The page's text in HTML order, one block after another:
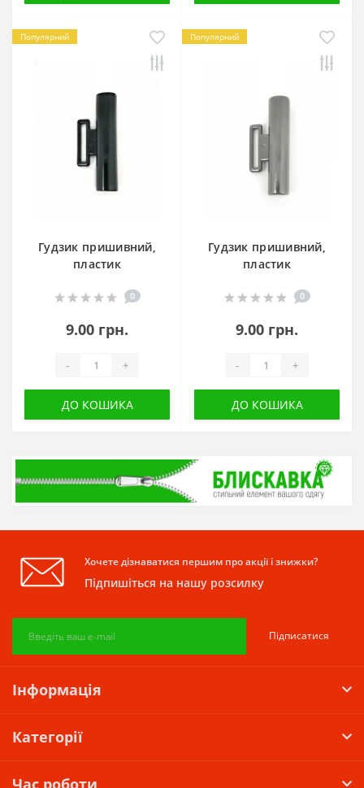
Популярний
Гудзик пришивний,
пластик
0
9.00 грн.
- +
ДО КОШИКА
Популярний
Гудзик пришивний,
пластик
0
9.00 грн.
- +
ДО КОШИКА
Хочете дізнаватися першим про акції і знижки?
Підпишіться на нашу розсилку
Підписатися
Інформація
Категорії
Час роботи